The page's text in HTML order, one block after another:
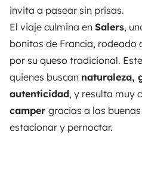
invita a pasear sin prisas.
El viaje culmina en Salers,
bonitos de Francia, rodeado
por su queso tradicional.
quienes buscan naturaleza,
autenticidad, y resulta muy
camper gracias a las
estacionar y pernoctar.